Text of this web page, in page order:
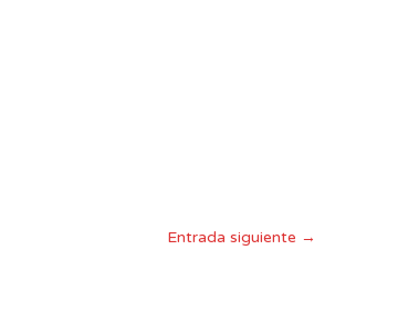
Entrada siguiente →